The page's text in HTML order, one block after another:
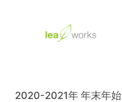
2020-2021年 年末年始